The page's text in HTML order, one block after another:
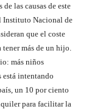
las causas de este
Instituto Nacional de
que el coste
más de un hijo.
más niños
está intentando
un 10 por ciento
para facilitar la